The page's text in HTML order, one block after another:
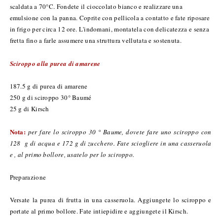
scaldata a 70°C. Fondete il cioccolato bianco e realizzare una
emulsione con la panna. Coprite con pellicola a contatto e fate riposare
in frigo per circa 12 ore. L'indomani, montatela con delicatezza e senza
fretta fino a farle assumere una struttura vellutata e sostenuta.
Sciroppo alla purea di amarene
187.5 g di purea di amarene
250 g di sciroppo 30° Baumé
25 g di Kirsch
Nota: per fare lo sciroppo 30 ° Baume, dovete fare uno sciroppo con
128 g di acqua e 172 g di zucchero. Fate sciogliere in una casseruola
e , al primo bollore, usatelo per lo sciroppo.
Preparazione
Versate la purea di frutta in una casseruola. Aggiungete lo sciroppo e
portate al primo bollore. Fate intiepidire e aggiungete il Kirsch.